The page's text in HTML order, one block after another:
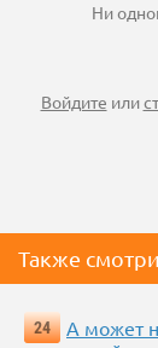
Ни
Войдите или
Также
24
А может